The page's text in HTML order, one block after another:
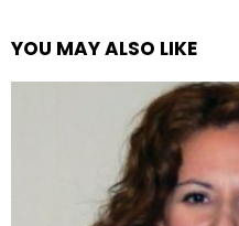
YOU MAY ALSO LIKE